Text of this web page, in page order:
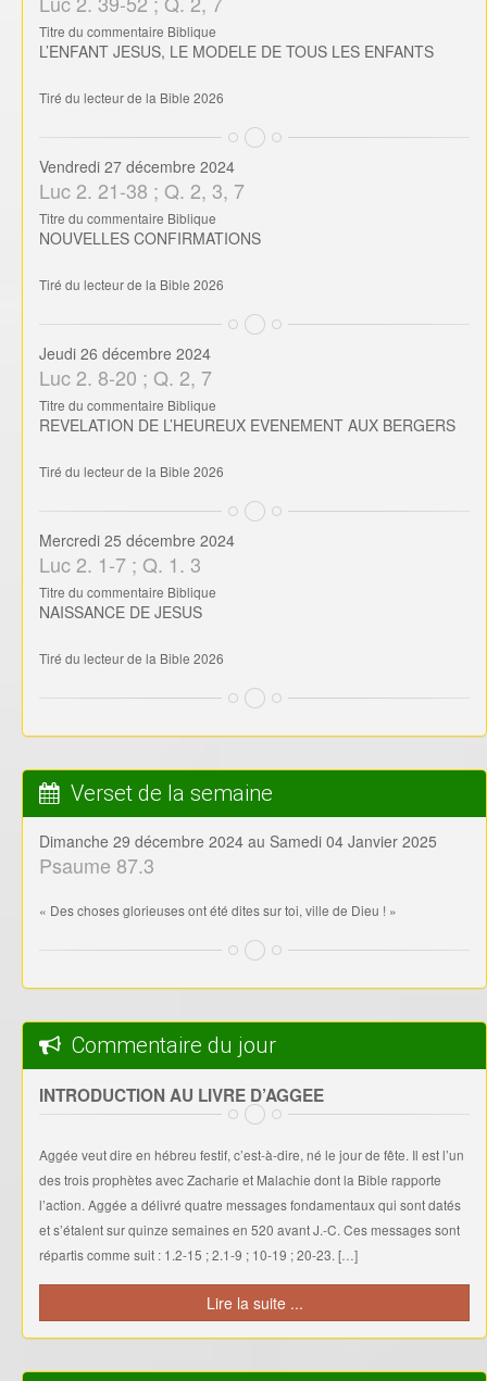
Titre du commentaire Biblique
L’ENFANT JESUS, LE MODELE DE TOUS LES ENFANTS
Tiré du lecteur de la Bible 2026
Vendredi 27 décembre 2024
Luc 2. 21-38 ; Q. 2, 3, 7
Titre du commentaire Biblique
NOUVELLES CONFIRMATIONS
Tiré du lecteur de la Bible 2026
Jeudi 26 décembre 2024
Luc 2. 8-20 ; Q. 2, 7
Titre du commentaire Biblique
REVELATION DE L’HEUREUX EVENEMENT AUX BERGERS
Tiré du lecteur de la Bible 2026
Mercredi 25 décembre 2024
Luc 2. 1-7 ; Q. 1. 3
Titre du commentaire Biblique
NAISSANCE DE JESUS
Tiré du lecteur de la Bible 2026
Verset de la semaine
Dimanche 29 décembre 2024 au Samedi 04 Janvier 2025
Psaume 87.3
« Des choses glorieuses ont été dites sur toi, ville de Dieu ! »
Commentaire du jour
INTRODUCTION AU LIVRE D’AGGEE
Aggée veut dire en hébreu festif, c’est-à-dire, né le jour de fête. Il est l’un
des trois prophètes avec Zacharie et Malachie dont la Bible rapporte
l’action. Aggée a délivré quatre messages fondamentaux qui sont datés
et s’étalent sur quinze semaines en 520 avant J.-C. Ces messages sont
répartis comme suit : 1.2-15 ; 2.1-9 ; 10-19 ; 20-23. […]
Lire la suite ...